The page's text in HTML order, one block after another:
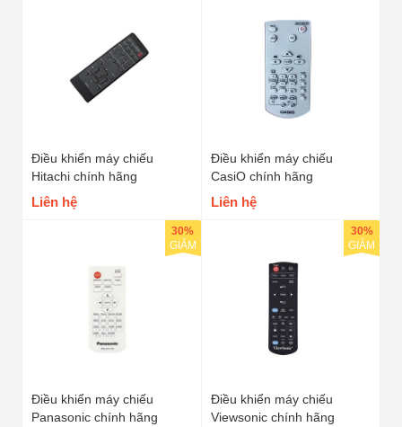
Điều khiển máy chiếu
Hitachi chính hãng
Liên hệ
Điều khiển máy chiếu
CasiO chính hãng
Liên hệ
Điều khiển máy chiếu
Panasonic chính hãng
30%
GIẢM
Điều khiển máy chiếu
Viewsonic chính hãng
30%
GIẢM